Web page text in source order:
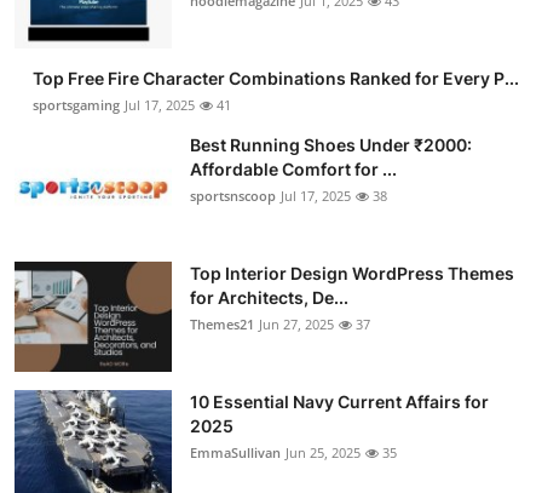
Top Free Fire Character Combinations Ranked for Every P...
sportsgaming Jul 17, 2025 41
Best Running Shoes Under ₹2000:
Affordable Comfort for ...
sportsnscoop Jul 17, 2025 38
Top Interior Design WordPress Themes
for Architects, De...
Themes21 Jun 27, 2025 37
10 Essential Navy Current Affairs for
2025
EmmaSullivan Jun 25, 2025 35